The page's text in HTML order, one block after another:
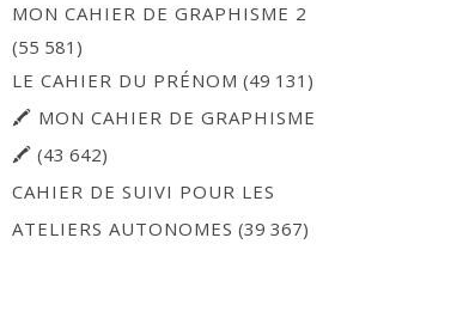
MON CAHIER DE GRAPHISME 2
(55 581)
LE CAHIER DU PRÉNOM (49 131)
🖍 MON CAHIER DE GRAPHISME
🖍 (43 642)
CAHIER DE SUIVI POUR LES
ATELIERS AUTONOMES (39 367)